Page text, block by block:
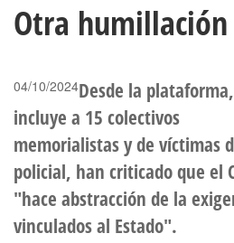
Otra humillación
04/10/2024Desde la
incluye a 15 colectivos
memorialistas y de víctimas
policial, han criticado que el
"hace abstracción de la
vinculados al Estado".